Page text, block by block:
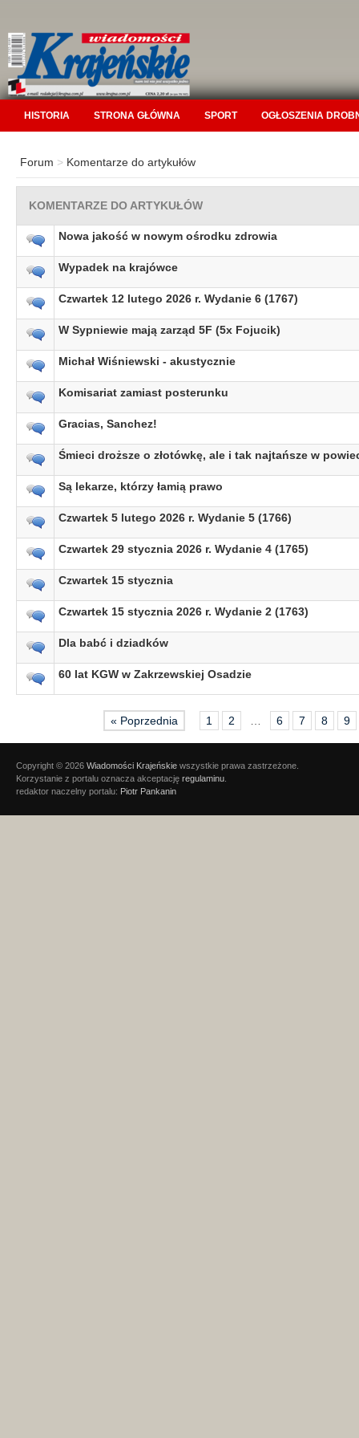
HISTORIA STRONA GŁÓWNA SPORT OGŁOSZENIA
Forum > Komentarze do artykułów
KOMENTARZE DO ARTYKUŁÓW
Nowa jakość w nowym ośrodku zdrowia
Wypadek na krajówce
Czwartek 12 lutego 2026 r. Wydanie 6 (1767)
W Sypniewie mają zarząd 5F (5x Fojucik)
Michał Wiśniewski - akustycznie
Komisariat zamiast posterunku
Gracias, Sanchez!
Śmieci droższe o złotówkę, ale i tak najtańsze w
Są lekarze, którzy łamią prawo
Czwartek 5 lutego 2026 r. Wydanie 5 (1766)
Czwartek 29 stycznia 2026 r. Wydanie 4 (1765)
Czwartek 15 stycznia
Czwartek 15 stycznia 2026 r. Wydanie 2 (1763)
Dla babć i dziadków
60 lat KGW w Zakrzewskiej Osadzie
« Poprzednia 1 2 6 7 8 9
Copyright © 2026 Wiadomości Krajeńskie wszystkie prawa zastrzeżone.
Korzystanie z portalu oznacza akceptację regulaminu
redaktor naczelny portalu: Piotr Pankanin